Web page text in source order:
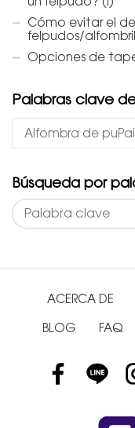
Cómo evitar el
felpudos/
Opciones de
Palabras clave
Alfombra de
Búsqueda por
ACERCA DE
BLOG FAQ